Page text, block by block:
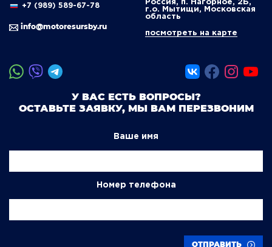
+7 (989) 589-67-78
info@motoresursby.ru
Россия, п. Нагорное, 2Б,
г.о. Мытищи, Московская
область
посмотреть на карте
У ВАС ЕСТЬ ВОПРОСЫ?
ОСТАВЬТЕ ЗАЯВКУ, МЫ ВАМ ПЕРЕЗВОНИМ
Ваше имя
Номер телефона
ОТПРАВИТЬ